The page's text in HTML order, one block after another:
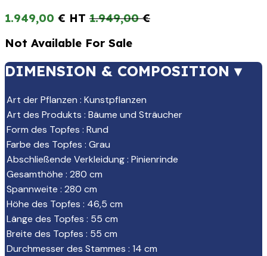
1.949,00 € 1.949,00€
Not Available For Sale
DIMENSION & COMPOSITION ▾
Art der Pflanzen : Kunstpflanzen
Art des Produkts : Bäume und Sträucher
Form des Topfes : Rund
Farbe des Topfes : Grau
Abschließende Verkleidung: Pinienrinde
Gesamthöhe : 280 cm
Spannweite : 280 cm
Höhe des Topfes : 46,5 cm
Länge des Topfes : 55 cm
Breite des Topfes : 55 cm
Durchmesser des Stammes : 14 cm